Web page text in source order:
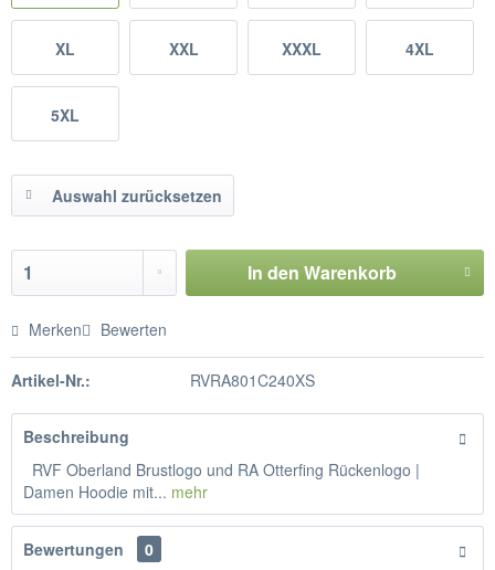
XL XXL XXXL 4XL
5XL
Auswahl zurücksetzen
In den Warenkorb
Merken Bewerten
Artikel-Nr.: RVRA801C240XS
Beschreibung
RVF Oberland Brustlogo und RA Otterfing Rückenlogo |
Damen Hoodie mit... mehr
Bewertungen
0